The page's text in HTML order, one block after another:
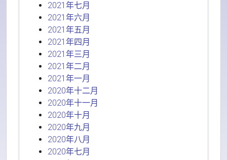
2021年七月
2021年六月
2021年五月
2021年四月
2021年三月
2021年二月
2021年一月
2020年十二月
2020年十一月
2020年十月
2020年九月
2020年八月
2020年七月